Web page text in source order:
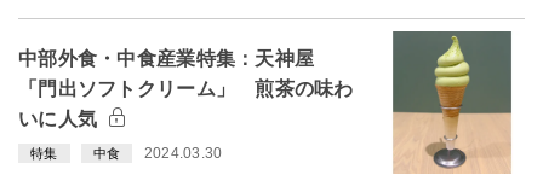
中部外食・中食産業特集：天神屋
「門出ソフトクリーム」 煎茶の味わ
いに人気
特集 中食 2024.03.30